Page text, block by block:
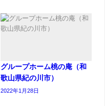
グループホーム桃の庵（和
歌山県紀の川市）
2022年1月28日